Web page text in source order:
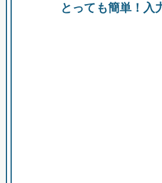
助成金 融資
とっても簡単！入